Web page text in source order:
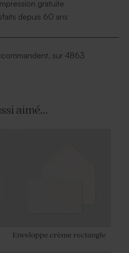
gratuite
depuis 60 ans
sur 4863
aimé...
Enveloppe crème rectangle